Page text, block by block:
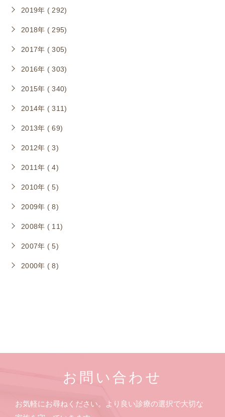
2019年 ( 292)
2018年 ( 295)
2017年 ( 305)
2016年 ( 303)
2015年 ( 340)
2014年 ( 311)
2013年 ( 69)
2012年 ( 3)
2011年 ( 4)
2010年 ( 5)
2009年 ( 8)
2008年 ( 11)
2007年 ( 5)
2000年 ( 8)
お問い合わせ
お気軽にお尋ねください。より良い診療の選択で大切な